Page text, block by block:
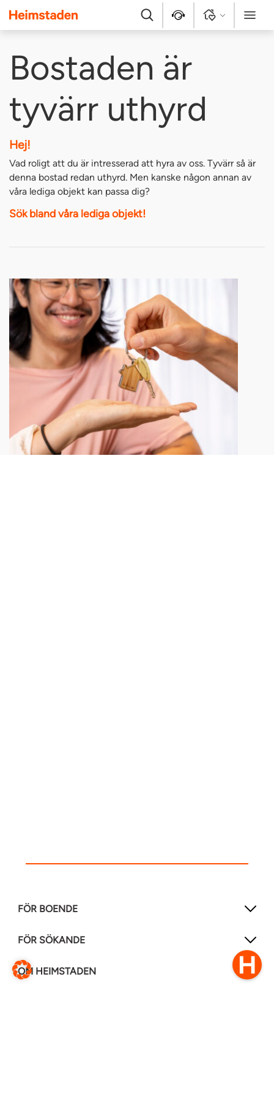
Heimstaden
Sök Kontakt Logga in Meny
Bostaden är
tyvärr uthyrd
Hej!
Vad roligt att du är intresserad att hyra av oss. Tyvärr så är
denna bostad redan uthyrd. Men kanske någon annan av
våra lediga objekt kan passa dig?
Sök bland våra lediga objekt!
FÖR BOENDE
FÖR SÖKANDE
OM HEIMSTADEN